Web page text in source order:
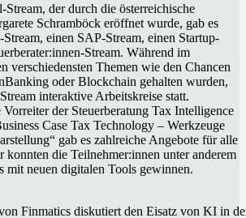
Stream, der durch die österreichische
Schramböck eröffnet wurde, gab es
einen SAP-Stream, einen Startup-
Stream. Während im
verschiedensten Themen wie den Chancen
oder Blockchain gehalten wurden,
interaktive Arbeitskreise statt.
der Steuerberatung Tax Intelligence
Case Tax Technology – Werkzeuge
gab es zahlreiche Angebote für alle
konnten die Teilnehmer:innen unter anderem
mit neuen digitalen Tools gewinnen.
Finmatics diskutiert den Eisatz von KI in